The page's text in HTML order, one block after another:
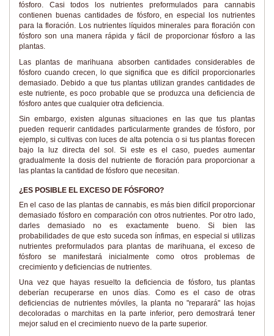
fósforo. Casi todos los nutrientes preformulados para cannabis
contienen buenas cantidades de fósforo, en especial los nutrientes
para la floración. Los nutrientes líquidos minerales para floración con
fósforo son una manera rápida y fácil de proporcionar fósforo a las
plantas.
Las plantas de marihuana absorben cantidades considerables de
fósforo cuando crecen, lo que significa que es difícil proporcionarles
demasiado. Debido a que tus plantas utilizan grandes cantidades de
este nutriente, es poco probable que se produzca una deficiencia de
fósforo antes que cualquier otra deficiencia.
Sin embargo, existen algunas situaciones en las que tus plantas
pueden requerir cantidades particularmente grandes de fósforo, por
ejemplo, si cultivas con luces de alta potencia o si tus plantas florecen
bajo la luz directa del sol. Si este es el caso, puedes aumentar
gradualmente la dosis del nutriente de floración para proporcionar a
las plantas la cantidad de fósforo que necesitan.
¿ES POSIBLE EL EXCESO DE FÓSFORO?
En el caso de las plantas de cannabis, es más bien difícil proporcionar
demasiado fósforo en comparación con otros nutrientes. Por otro lado,
darles demasiado no es exactamente bueno. Si bien las
probabilidades de que esto suceda son ínfimas, en especial si utilizas
nutrientes preformulados para plantas de marihuana, el exceso de
fósforo se manifestará inicialmente como otros problemas de
crecimiento y deficiencias de nutrientes.
Una vez que hayas resuelto la deficiencia de fósforo, tus plantas
deberían recuperarse en unos días. Como es el caso de otras
deficiencias de nutrientes móviles, la planta no "reparará" las hojas
decoloradas o marchitas en la parte inferior, pero demostrará tener
mejor salud en el crecimiento nuevo de la parte superior.